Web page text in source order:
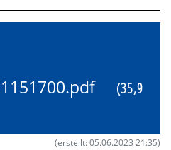
(35,9
(erstellt: 05.06.2023 21:35)